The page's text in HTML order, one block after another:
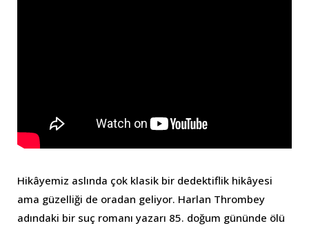
Hikâyemiz aslında çok klasik bir dedektiflik hikâyesi
ama güzelliği de oradan geliyor. Harlan Thrombey
adındaki bir suç romanı yazarı 85. doğum gününde ölü